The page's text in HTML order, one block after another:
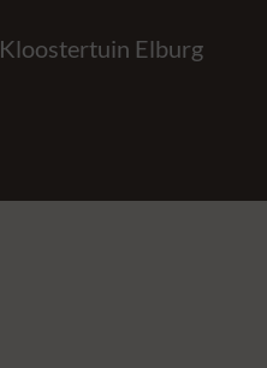
Kloostertuin Elburg